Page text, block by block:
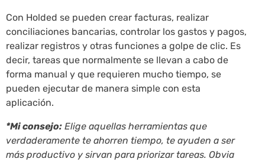
Con Holded se pueden crear facturas, realizar
conciliaciones bancarias, controlar los gastos y pagos,
realizar registros y otras funciones a golpe de clic. Es
decir, tareas que normalmente se llevan a cabo de
forma manual y que requieren mucho tiempo, se
pueden ejecutar de manera simple con esta
aplicación.
*Mi consejo: Elige aquellas herramientas que
verdaderamente te ahorren tiempo, te ayuden a ser
más productivo y sirvan para priorizar tareas. Obvia